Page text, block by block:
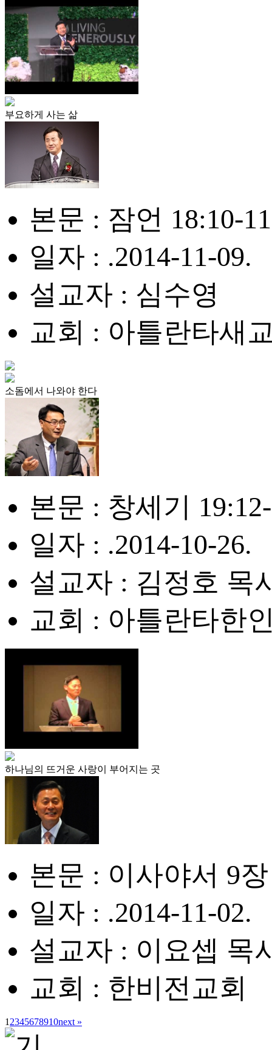
부요하게 사는 삶
본문 : 잠언 18:10-11
일자 : .2014-11-09.
설교자 : 심수영
교회 : 아틀란타새
소돔에서 나와야 한다
본문 : 창세기
일자 : .2014-10-26.
설교자 : 김정호 목
교회 : 아틀란타한
하나님의 뜨거운 사랑이 부어지는 곳
본문 : 이사야서 9
일자 : .2014-11-02.
설교자 : 이요셉 목
교회 : 한비전교회
1 2345678910next »